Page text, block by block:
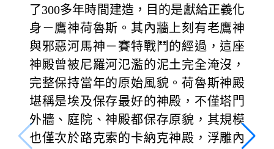
了300多年時間建造，目的是獻給正義化
身－鷹神荷魯斯。其內牆上刻有老鷹神
與邪惡河馬神－賽特戰鬥的經過，這座
神殿曾被尼羅河氾濫的泥土完全淹沒，
完整保持當年的原始風貌。荷魯斯神殿
堪稱是埃及保存最好的神殿，不僅塔門
外牆、庭院、神殿都保存原貌，其規模
也僅次於路克索的卡納克神殿，浮雕內